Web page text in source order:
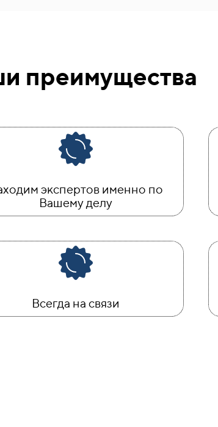
преимущества
экспертов именно по
Вашему делу
Всегда на связи